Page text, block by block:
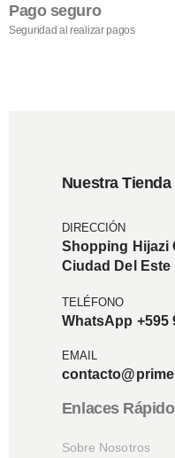
Pago seguro
Seguridad al realizar pagos
Nuestra Tienda
DIRECCIÓN
Shopping Hijazi
Ciudad Del Este
TELÉFONO
WhatsApp +595
EMAIL
Enlaces
Sobre Nosotros